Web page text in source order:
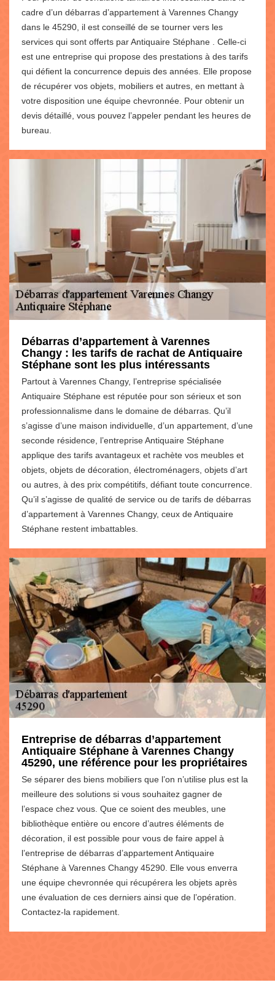
cadre d’un débarras d’appartement à Varennes Changy
dans le 45290, il est conseillé de se tourner vers les
services qui sont offerts par Antiquaire Stéphane . Celle-ci
est une entreprise qui propose des prestations à des tarifs
qui défient la concurrence depuis des années. Elle propose
de récupérer vos objets, mobiliers et autres, en mettant à
votre disposition une équipe chevronnée. Pour obtenir un
devis détaillé, vous pouvez l’appeler pendant les heures de
bureau.
Débarras d’appartement à Varennes
Changy : les tarifs de rachat de Antiquaire
Stéphane sont les plus intéressants
Partout à Varennes Changy, l’entreprise spécialisée
Antiquaire Stéphane est réputée pour son sérieux et son
professionnalisme dans le domaine de débarras. Qu’il
s’agisse d’une maison individuelle, d’un appartement, d’une
seconde résidence, l’entreprise Antiquaire Stéphane
applique des tarifs avantageux et rachète vos meubles et
objets, objets de décoration, électroménagers, objets d’art
ou autres, à des prix compétitifs, défiant toute concurrence.
Qu’il s’agisse de qualité de service ou de tarifs de débarras
d’appartement à Varennes Changy, ceux de Antiquaire
Stéphane restent imbattables.
Entreprise de débarras d’appartement
Antiquaire Stéphane à Varennes Changy
45290, une référence pour les propriétaires
Se séparer des biens mobiliers que l’on n’utilise plus est la
meilleure des solutions si vous souhaitez gagner de
l’espace chez vous. Que ce soient des meubles, une
bibliothèque entière ou encore d’autres éléments de
décoration, il est possible pour vous de faire appel à
l’entreprise de débarras d’appartement Antiquaire
Stéphane à Varennes Changy 45290. Elle vous enverra
une équipe chevronnée qui récupérera les objets après
une évaluation de ces derniers ainsi que de l’opération.
Contactez-la rapidement.